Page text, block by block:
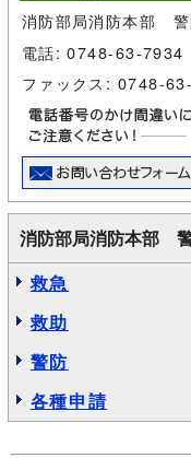
消防部局消防本部 警
電話: 0748-63-7934
ファックス: 0748-
消防部局消防本部
救急
救助
警防
各種申請